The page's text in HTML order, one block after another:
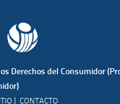
Derechos del Consumidor
| CONTACTO